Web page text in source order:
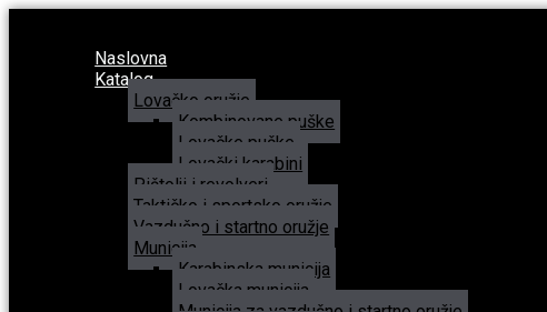
Naslovna
Katalog
Lovačko oružje
Kombinovane puške
Lovačke puške
Lovački karabini
Pištolji i revolveri
Taktičko i sportsko oružje
Vazdušno i startno oružje
Municija
Karabinska municija
Lovačka municija